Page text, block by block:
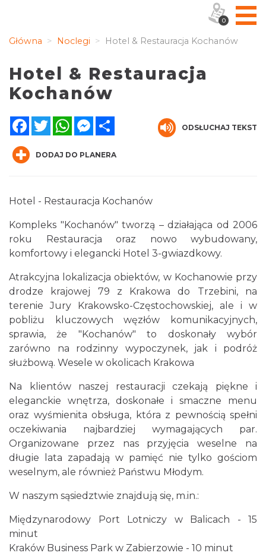
Główna Noclegi Hotel & Restauracja Kochanów
Hotel & Restauracja
Kochanów
FacebookTwitterWhatsAppMessenger
ODSŁUCHAJ TEKST
DODAJ DO PLANERA
Hotel - Restauracja Kochanów
Kompleks "Kochanów" tworzą – działająca od 2006
roku Restauracja oraz nowo wybudowany,
komfortowy i elegancki Hotel 3-gwiazdkowy.
Atrakcyjna lokalizacja obiektów, w Kochanowie przy
drodze krajowej 79 z Krakowa do Trzebini, na
terenie Jury Krakowsko-Częstochowskiej, ale i w
pobliżu kluczowych węzłów komunikacyjnych,
sprawia, że "Kochanów" to doskonały wybór
zarówno na rodzinny wypoczynek, jak i podróż
służbową. Wesele w okolicach Krakowa
Na klientów naszej restauracji czekają piękne i
eleganckie wnętrza, doskonałe i smaczne menu
oraz wyśmienita obsługa, która z pewnością spełni
oczekiwania najbardziej wymagających par.
Organizowane przez nas przyjęcia weselne na
długie lata zapadają w pamięć nie tylko gościom
weselnym, ale również Państwu Młodym.
W naszym sąsiedztwie znajdują się, m.in.:
Międzynarodowy Port Lotniczy w Balicach - 15
minut
Kraków Business Park w Zabierzowie - 10 minut
0